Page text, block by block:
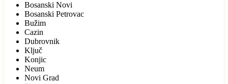
Bosanski Novi
Bosanski Petrovac
Bužim
Cazin
Dubrovnik
Ključ
Konjic
Neum
Novi Grad